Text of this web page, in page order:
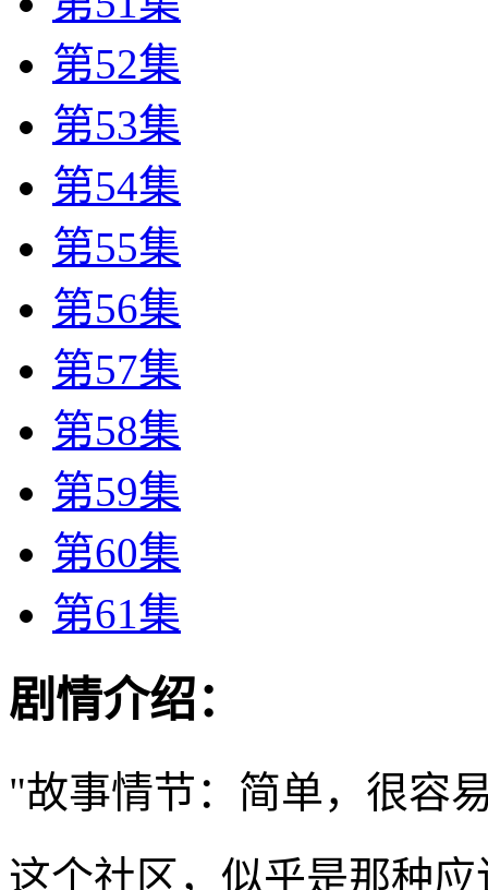
第52集
第53集
第54集
第55集
第56集
第57集
第58集
第59集
第60集
第61集
剧情介绍：
"故事情节：简单，很容
这个社区，似乎是那种